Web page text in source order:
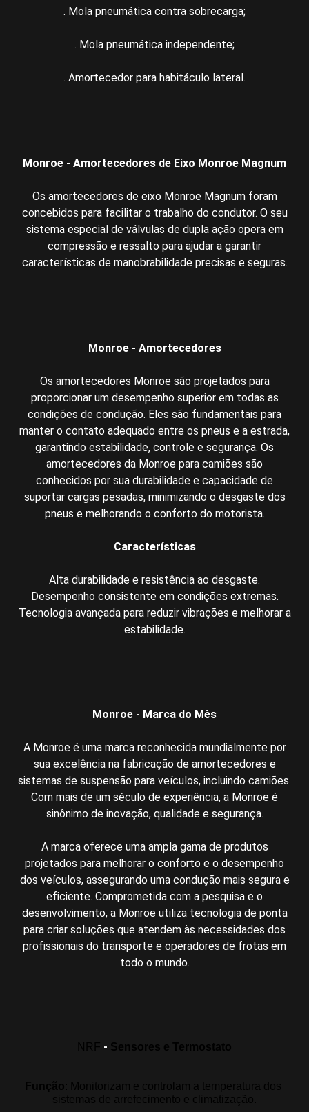
. Mola pneumática contra sobrecarga;
. Mola pneumática independente;
. Amortecedor para habitáculo lateral.
Monroe - Amortecedores de Eixo Monroe Magnum
Os amortecedores de eixo Monroe Magnum foram
concebidos para facilitar o trabalho do condutor. O seu
sistema especial de válvulas de dupla ação opera em
compressão e ressalto para ajudar a garantir
características de manobrabilidade precisas e seguras.
Monroe - Amortecedores
Os amortecedores Monroe são projetados para
proporcionar um desempenho superior em todas as
condições de condução. Eles são fundamentais para
manter o contato adequado entre os pneus e a estrada,
garantindo estabilidade, controle e segurança. Os
amortecedores da Monroe para camiões são
conhecidos por sua durabilidade e capacidade de
suportar cargas pesadas, minimizando o desgaste dos
pneus e melhorando o conforto do motorista.
Características
Alta durabilidade e resistência ao desgaste.
Desempenho consistente em condições extremas.
Tecnologia avançada para reduzir vibrações e melhorar a
estabilidade.
Monroe - Marca do Mês
A Monroe é uma marca reconhecida mundialmente por
sua excelência na fabricação de amortecedores e
sistemas de suspensão para veículos, incluindo camiões.
Com mais de um século de experiência, a Monroe é
sinônimo de inovação, qualidade e segurança.
A marca oferece uma ampla gama de produtos
projetados para melhorar o conforto e o desempenho
dos veículos, assegurando uma condução mais segura e
eficiente. Comprometida com a pesquisa e o
desenvolvimento, a Monroe utiliza tecnologia de ponta
para criar soluções que atendem às necessidades dos
profissionais do transporte e operadores de frotas em
todo o mundo.
-